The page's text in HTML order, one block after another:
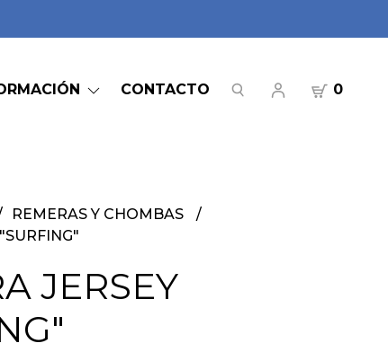
CONTACTO 0
REMERAS Y CHOMBAS
JERSEY